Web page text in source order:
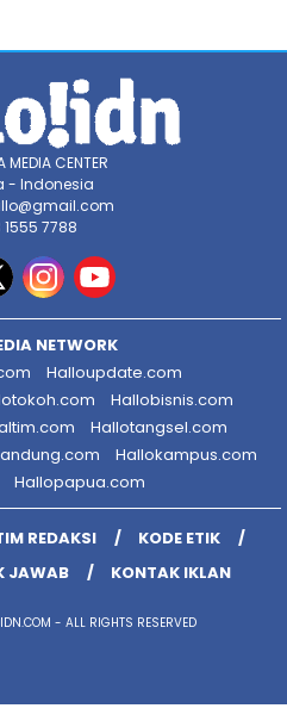
MEDIA CENTER
- Indonesia
7788
NETWORK
Halloupdate.com
Hallobisnis.com
Hallotangsel.com
Hallokampus.com
Hallopapua.com
REDAKSI
KODE ETIK
JAWAB KONTAK IKLAN
- ALL RIGHTS RESERVED